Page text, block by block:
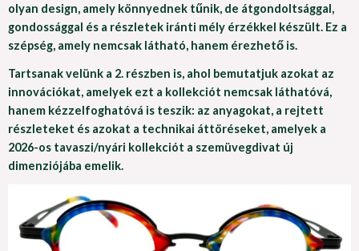
olyan design, amely könnyednek tűnik, de átgondoltsággal,
gondossággal és a részletek iránti mély érzékkel készült. Ez a
szépség, amely nemcsak látható, hanem érezhető is.
Tartsanak velünk a 2. részben is, ahol bemutatjuk azokat az
innovációkat, amelyek ezt a kollekciót nemcsak láthatóvá,
hanem kézzelfoghatóvá is teszik: az anyagokat, a rejtett
részleteket és azokat a technikai áttöréseket, amelyek a
2026-os tavaszi/nyári kollekciót a szemüvegdivat új
dimenziójába emelik.